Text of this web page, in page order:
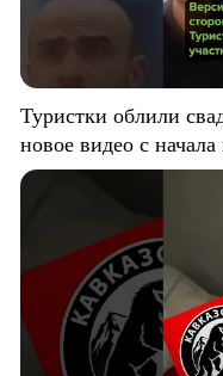
Туристки облили
новое видео с